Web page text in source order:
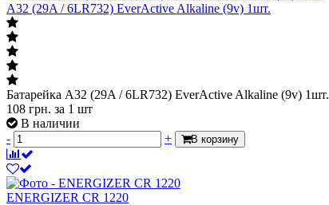
A32 (29A / 6LR732) EverActive Alkaline (9v) 1шт.
Батарейка A32 (29A / 6LR732) EverActive Alkaline (9v) 1шт.
108 грн. за 1 шт
В наличии
-
+ В корзину
ENERGIZER CR 1220